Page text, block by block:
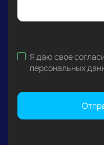
Я даю свое
персональных